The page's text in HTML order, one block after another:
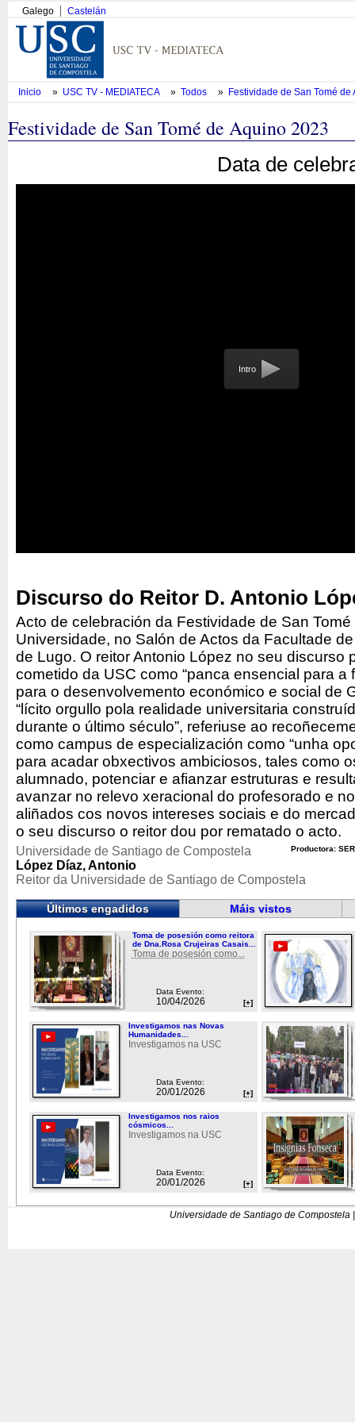
Galego Castelán
Inicio » USC TV - MEDIATECA » Todos » Festividade de San Tomé
Festividade de San Tomé de Aquino 2023
Data de
Intro
Discurso do Reitor D. Antonio
Acto de celebración da Festividade de San
Universidade, no Salón de Actos da Facultade
de Lugo. O reitor Antonio López no seu discurso
cometido da USC como “panca ensencial para a
para o desenvolvemento económico e social de
“lícito orgullo pola realidade universitaria
durante o último século”, referiuse ao
como campus de especialización como “unha
para acadar obxectivos ambiciosos, tales como
alumnado, potenciar e afianzar estruturas e
avanzar no relevo xeracional do profesorado e
aliñados cos novos intereses sociais e do
o seu discurso o reitor dou por rematado o acto.
Productora:
Universidade de Santiago de Compostela
López Díaz, Antonio
Reitor da Universidade de Santiago de Compostela
Últimos engadidos Máis vistos
Toma de posesión como reitora
de Dna.Rosa Crujeiras Casais...
Toma de posesión como...
Data Evento:
10/04/2026 [+]
Investigamos nas Novas
Humanidades...
Investigamos na USC
Data Evento:
20/01/2026 [+]
Investigamos nos raios
cósmicos...
Investigamos na USC
Data Evento:
20/01/2026 [+]
Universidade de Santiago de